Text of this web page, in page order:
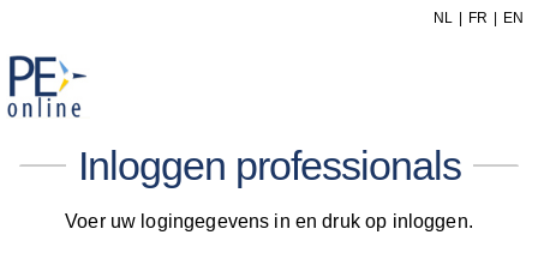
NL FR EN
Inloggen professionals
Voer uw logingegevens in en druk op inloggen.